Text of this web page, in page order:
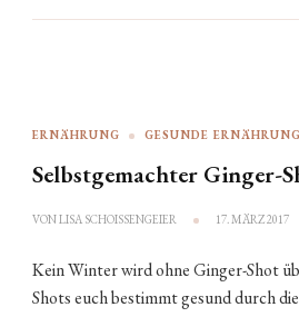
ERNÄHRUNG GESUNDE ERNÄHRUNG
Selbstgemachter Ginger-
VONLISA SCHOISSENGEIER 17. MÄRZ 2017
Kein Winter wird ohne Ginger-Shot
Shots euch bestimmt gesund durch